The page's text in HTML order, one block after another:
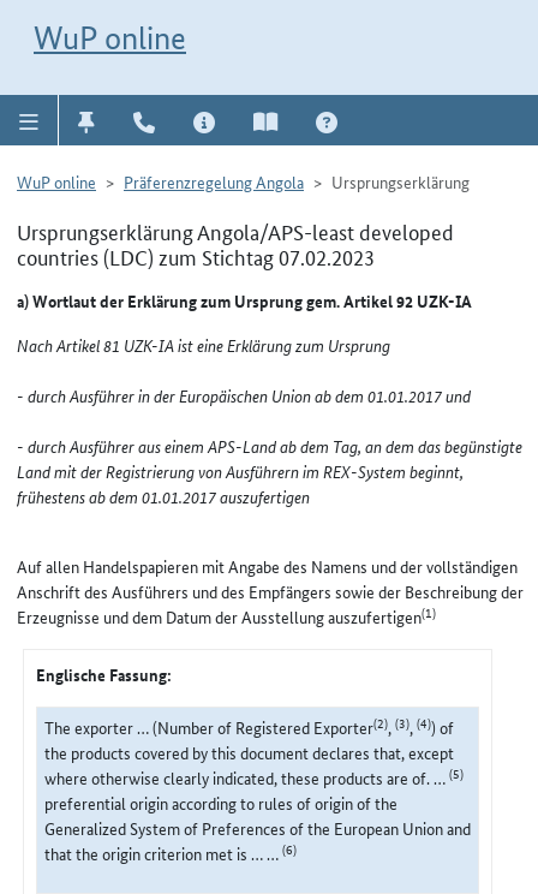
WuP online
WuP online Präferenzregelung Angola Ursprungserklärung
Ursprungserklärung Angola/APS-least developed
countries (LDC) zum Stichtag 07.02.2023
a) Wortlaut der Erklärung zum Ursprung gem. Artikel 92 UZK-IA
Nach Artikel 81 UZK-IA ist eine Erklärung zum Ursprung
- durch Ausführer in der Europäischen Union ab dem 01.01.2017 und
- durch Ausführer aus einem APS-Land ab dem Tag, an dem das begünstigte
Land mit der Registrierung von Ausführern im REX-System beginnt,
frühestens ab dem 01.01.2017 auszufertigen
Auf allen Handelspapieren mit Angabe des Namens und der vollständigen
Anschrift des Ausführers und des Empfängers sowie der Beschreibung der
Erzeugnisse und dem Datum der Ausstellung auszufertigen(1)
Englische Fassung:
The exporter … (Number of Registered Exporter(2),(3),(4)) of
the products covered by this document declares that, except
where otherwise clearly indicated, these products are of. …(5)
preferential origin according to rules of origin of the
Generalized System of Preferences of the European Union and
that the origin criterion met is … …(6)